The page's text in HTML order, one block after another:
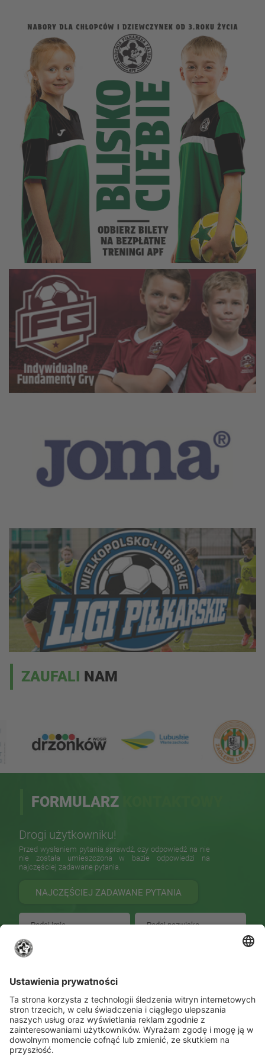
ZAUFALI NAM
FORMULARZ
Drogi użytkowniku!
Przed wysłaniem pytania sprawdź, czy odpowiedź na nie
nie została umieszczona w bazie odpowiedzi na
najczęściej zadawane pytania.
NAJCZĘŚCIEJ ZADAWANE PYTANIA